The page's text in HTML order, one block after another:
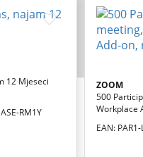
12 Mjeseci
RM1Y
ZOOM
500
Workplace
EAN: